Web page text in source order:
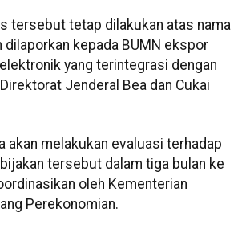
tersebut tetap dilakukan atas nama
dilaporkan kepada BUMN ekspor
yang terintegrasi dengan
Jenderal Bea dan Cukai
akan melakukan evaluasi terhadap
tersebut dalam tiga bulan ke
oleh Kementerian
Perekonomian.